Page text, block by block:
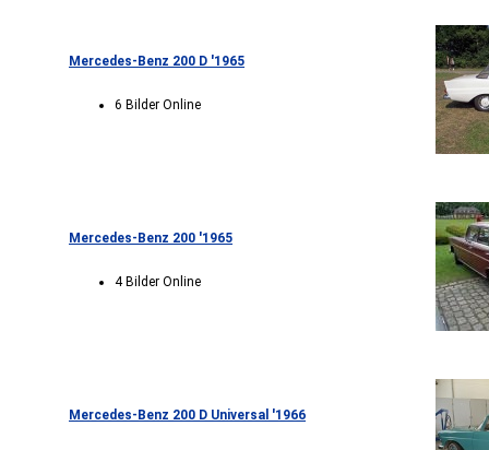
Mercedes-Benz 200 D '1965
6 Bilder Online
Mercedes-Benz 200 '1965
4 Bilder Online
Mercedes-Benz 200 D Universal '1966